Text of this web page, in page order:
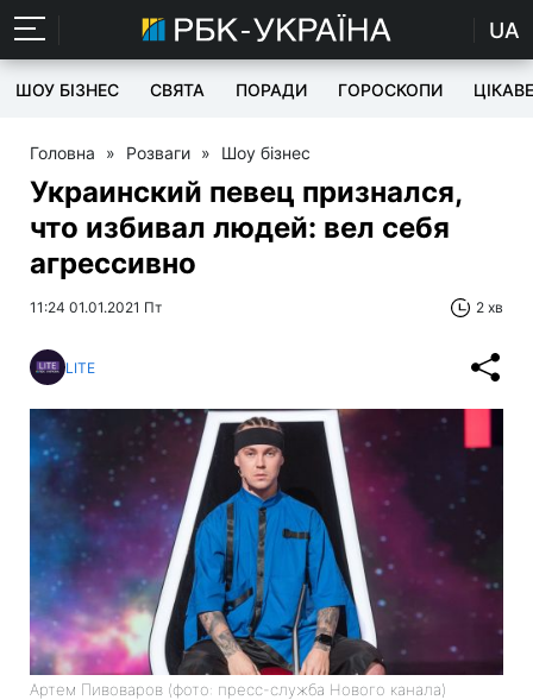
UA
ШОУ БІЗНЕС СВЯТА ПОРАДИ ГОРОСКОПИ ЦІКАВЕ
Головна » Розваги » Шоу бізнес
Украинский певец признался,
что избивал людей: вел себя
агрессивно
11:24 01.01.2021 Пт 2 хв
LITE
Артем Пивоваров (фото: пресс-служба Нового канала)